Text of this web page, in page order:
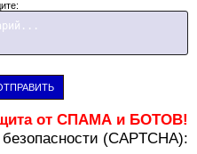
от СПАМА и БОТОВ!
(CAPTCHA):